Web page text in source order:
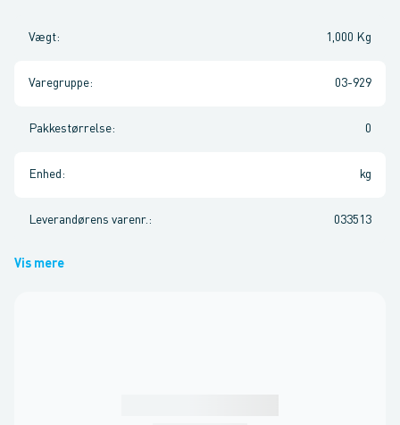
Vægt: 1,000 Kg
Varegruppe: 03-929
Pakkestørrelse: 0
Enhed : kg
Leverandørens varenr. : 033513
Vis mere